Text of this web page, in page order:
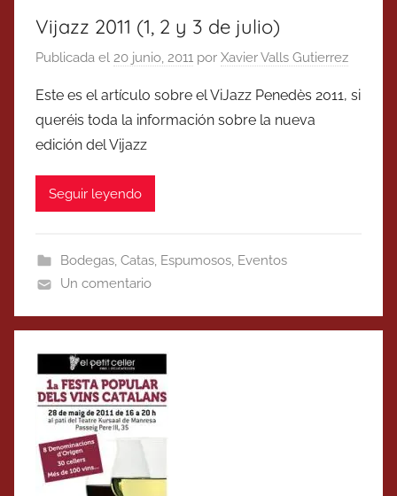
Vijazz 2011 (1, 2 y 3 de julio)
Publicada el 20 junio, 2011 por Xavier Valls Gutierrez
Este es el artículo sobre el ViJazz Penedès 2011, si
queréis toda la información sobre la nueva
edición del Vijazz
Seguir leyendo
Bodegas, Catas, Espumosos, Eventos
Un comentario